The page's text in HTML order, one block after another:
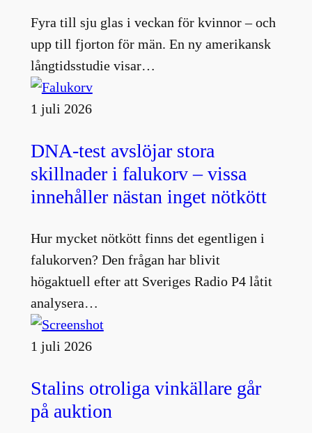
Fyra till sju glas i veckan för kvinnor – och
upp till fjorton för män. En ny amerikansk
långtidsstudie visar…
1 juli 2026
DNA-test avslöjar stora
skillnader i falukorv – vissa
innehåller nästan inget nötkött
Hur mycket nötkött finns det egentligen i
falukorven? Den frågan har blivit
högaktuell efter att Sveriges Radio P4 låtit
analysera…
1 juli 2026
Stalins otroliga vinkällare går
på auktion